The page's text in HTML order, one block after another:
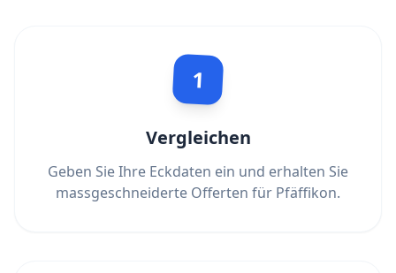
1
Vergleichen
Geben Sie Ihre Eckdaten ein und erhalten Sie
massgeschneiderte Offerten für Pfäffikon.